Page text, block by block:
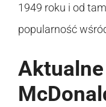
1949 roku i od
popularność